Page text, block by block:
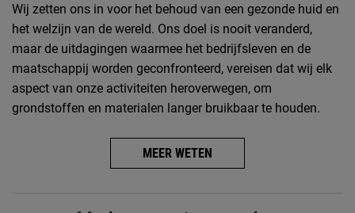
Wij zetten ons in voor het behoud van een gezonde huid en
het welzijn van de wereld. Ons doel is nooit veranderd,
maar de uitdagingen waarmee het bedrijfsleven en de
maatschappij worden geconfronteerd, vereisen dat wij elk
aspect van onze activiteiten heroverwegen, om
grondstoffen en materialen langer bruikbaar te houden.
MEER WETEN